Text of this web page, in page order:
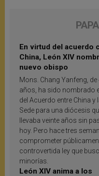
En virtud del acuerdo
China, León XIV
nuevo obispo
Mons. Chang Yanfeng, de
años, ha sido nombrado
del Acuerdo entre China y
Sede para una diócesis
llevaba veinte años sin
hoy. Pero hace tres
comprometer
controvertida ley que
minorías.
León XIV anima a los